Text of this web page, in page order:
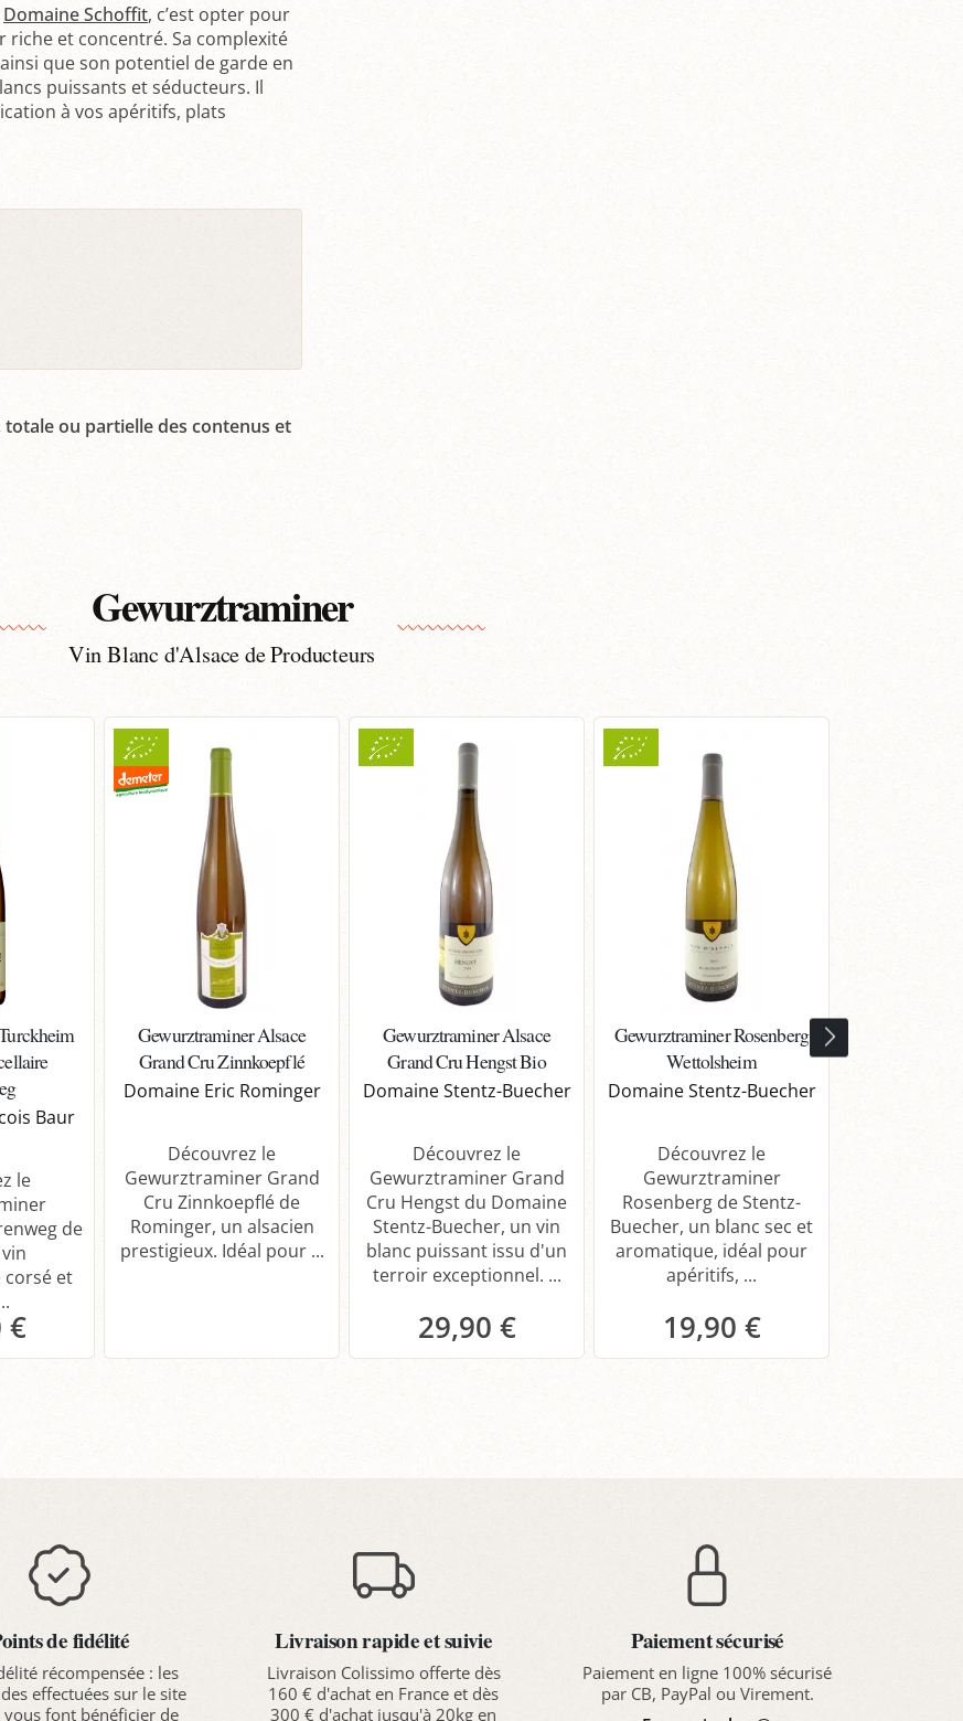
Domaine Schoffit, c’est opter pour
et concentré. Sa complexité
que son potentiel de garde en
puissants et séducteurs. Il
à vos apéritifs, plats
ou partielle des contenus et
Gewurztraminer
Vin Blanc d'Alsace de Producteurs
Baur
le
de
et
€
Gewurztraminer Alsace
Grand Cru Zinnkoepflé
Domaine Eric Rominger
Découvrez le
Gewurztraminer Grand
Cru Zinnkoepflé de
Rominger, un alsacien
prestigieux. Idéal pour ...
Gewurztraminer Alsace
Grand Cru Hengst Bio
Domaine Stentz-Buecher
Découvrez le
Gewurztraminer Grand
Cru Hengst du Domaine
Stentz-Buecher, un vin
blanc puissant issu d'un
terroir exceptionnel. ...
29,90 €
Gewurztraminer Rosenberg
Wettolsheim
Domaine Stentz-Buecher
Découvrez le
Gewurztraminer
Rosenberg de Stentz-
Buecher, un blanc sec et
aromatique, idéal pour
apéritifs, ...
19,90 €
de fidélité
récompensée : les
effectuées sur le site
font bénéficier de
Livraison rapide et suivie
Livraison Colissimo offerte dès
160 € d'achat en France et dès
300 € d'achat jusqu'à 20kg en
Paiement sécurisé
Paiement en ligne 100% sécurisé
par CB, PayPal ou Virement.